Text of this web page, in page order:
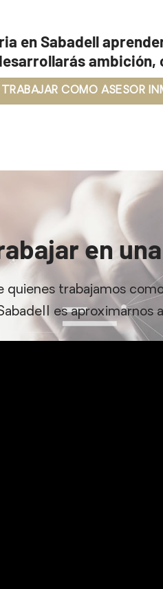
en Sabadell
TRABAJAR COMO ASESOR
en
trabajamos
es aproximarnos